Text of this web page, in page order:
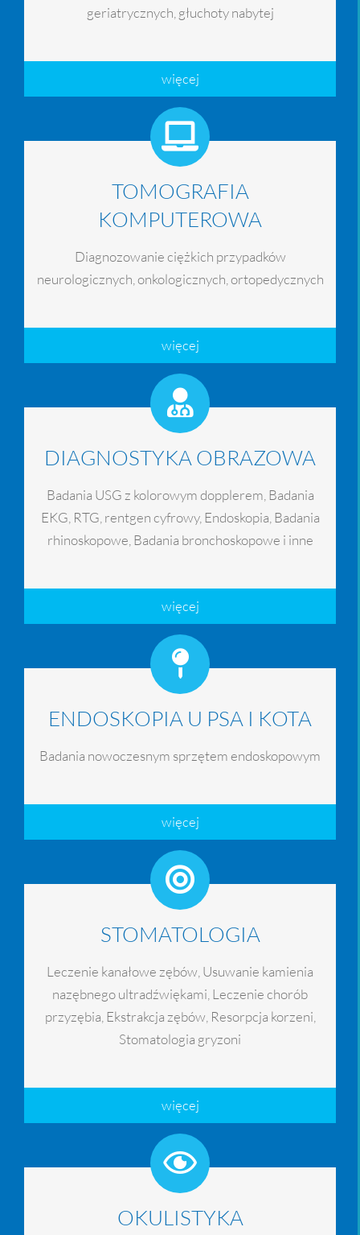
geriatrycznych, głuchoty nabytej
więcej
TOMOGRAFIA
KOMPUTEROWA
Diagnozowanie ciężkich przypadków
neurologicznych, onkologicznych, ortopedycznych
więcej
DIAGNOSTYKA OBRAZOWA
Badania USG z kolorowym dopplerem, Badania
EKG, RTG, rentgen cyfrowy, Endoskopia, Badania
rhinoskopowe, Badania bronchoskopowe i inne
więcej
ENDOSKOPIA U PSA I KOTA
Badania nowoczesnym sprzętem endoskopowym
więcej
STOMATOLOGIA
Leczenie kanałowe zębów, Usuwanie kamienia
nazębnego ultradźwiękami, Leczenie chorób
przyzębia, Ekstrakcja zębów, Resorpcja korzeni,
Stomatologia gryzoni
więcej
OKULISTYKA